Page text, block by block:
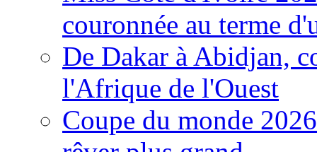
couronnée au terme
De Dakar à Abidjan,
l'Afrique de l'Ouest
Coupe du monde